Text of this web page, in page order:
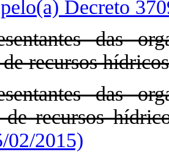
Decreto
das
recursos
das
de recursos
02/2015)